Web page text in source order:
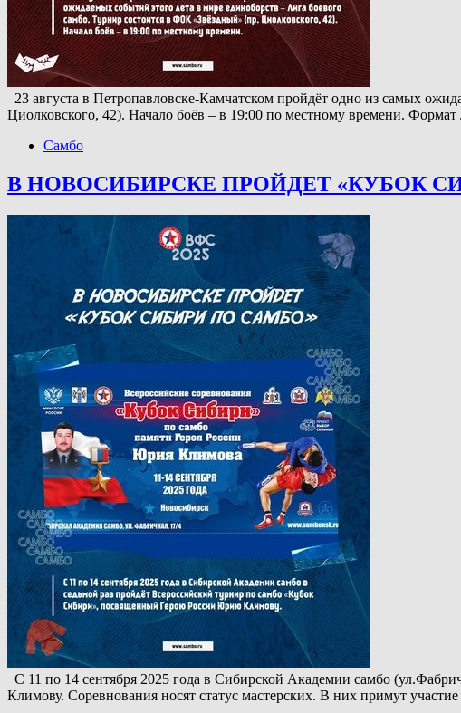
23 августа в Петропавловске-Камчатском пройдёт одно из самых
Циолковского, 42). Начало боёв – в 19:00 по местному времени.
Самбо
В НОВОСИБИРСКЕ ПРОЙДЕТ «КУБОК
С 11 по 14 сентября 2025 года в Сибирской Академии самбо
Климову. Соревнования носят статус мастерских. В них примут